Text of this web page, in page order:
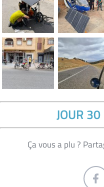
JOUR 30
Ça vous a plu ?